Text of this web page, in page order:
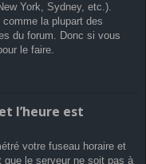
York, Sydney, etc.).
la plupart des
du forum. Donc si vous
le faire.
l’heure est
votre fuseau horaire et
que le serveur ne soit pas à